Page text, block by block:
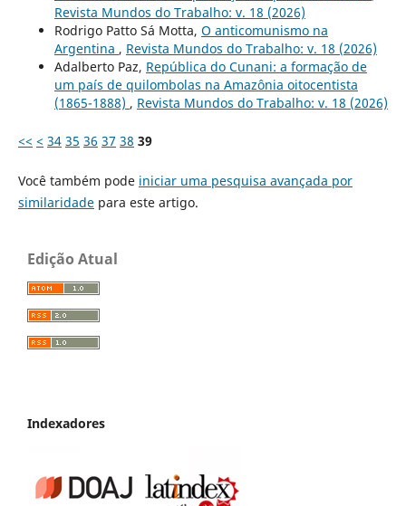
Revista Mundos do Trabalho: v. 18 (2026)
Rodrigo Patto Sá Motta, O anticomunismo na
Argentina , Revista Mundos do Trabalho: v. 18 (2026)
Adalberto Paz, República do Cunani: a formação de
um país de quilombolas na Amazônia oitocentista
(1865-1888) , Revista Mundos do Trabalho: v. 18 (2026)
<< < 34 35 36 37 38 39
Você também pode iniciar uma pesquisa avançada por
similaridadepara este artigo.
Edição Atual
Indexadores